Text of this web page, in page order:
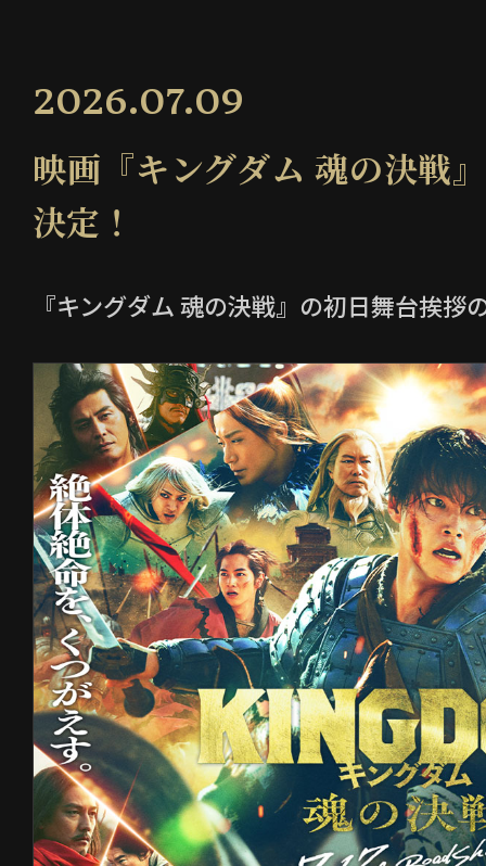
・お一人の方が複数のアカウントからご
応募を無効とさせていただく場合がご
・同じアカウントであればお一人の方が
ただけますが、当選は、お一人につ
す。
ッシュタグ「#魂震えるキングダム」
・投稿作品は、投稿者ご自身が制作した
・本キャンペーン、その内容、期間、賞
予告なく中止または変更される場合が
ンの中止、または変更により生じるい
社が責任を負うものではございません
・投稿は、個人が特定されるような内容
さい。投稿に起因して何らかの問題が
た方に一切の責任を負っていただきま
・特定の個人や団体の誹謗中傷、営業妨
させるようなもの、第三者に損害が生
公序良俗に反する投稿は、ご遠慮くだ
者と紛争が生じた際は、投稿者ご自身
ただきます。
2026.07.09
映画『キングダム 魂の決戦
決定！
『キングダム 魂の決戦』の初日舞台挨拶